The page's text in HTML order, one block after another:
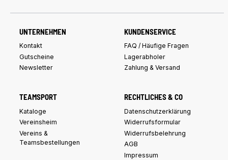
UNTERNEHMEN
Kontakt
Gutscheine
Newsletter
KUNDENSERVICE
FAQ / Häufige Fragen
Lagerabholer
Zahlung & Versand
TEAMSPORT
Kataloge
Vereinsheim
Vereins &
Teamsbestellungen
RECHTLICHES & CO
Datenschutzerklärung
Widerrufsformular
Widerrufsbelehrung
AGB
Impressum